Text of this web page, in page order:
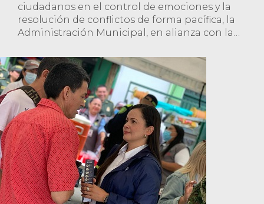
ciudadanos en el control de emociones y la
resolución de conflictos de forma pacífica, la
Administración Municipal, en alianza con la